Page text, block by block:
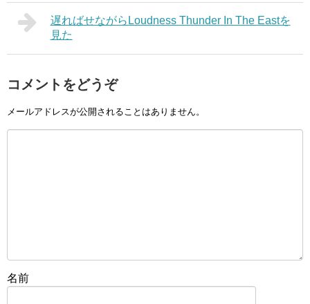
遅ればせながらLoudness Thunder In The Eastを
見た
コメントをどうぞ
メールアドレスが公開されることはありません。
名前